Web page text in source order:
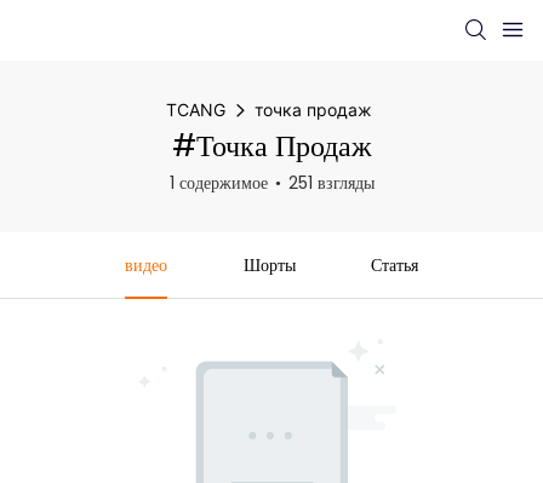
TCANG точка продаж
#точка Продаж
1 содержимое 251 взгляды
видео Шорты Статья